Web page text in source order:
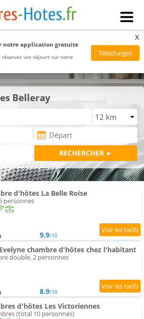
notre application gratuite
réservez vos séjours sur notre
x
Belleray
d'hôtes La Belle Roise
personnes
9.9/10
chambre d'hôtes chez l'habitant
double, 2 personnes
8.9/10
d'hôtes Les Victoriennes
(total 10 personnes)